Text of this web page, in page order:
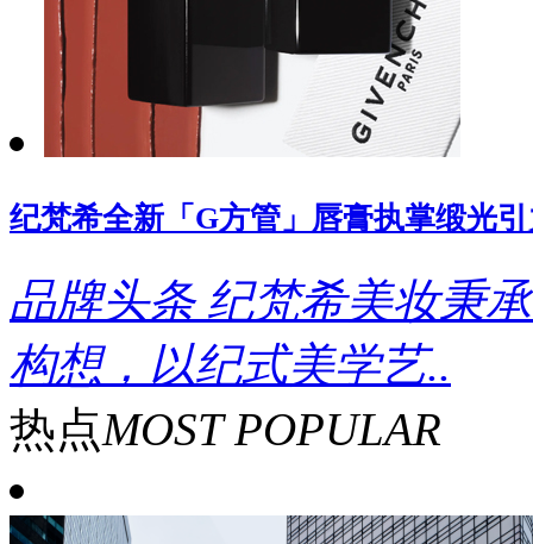
纪梵希全新「G方管」唇膏执掌缎光
品牌头条 纪梵希美妆秉
构想，以纪式美学艺..
热点MOST POPULAR